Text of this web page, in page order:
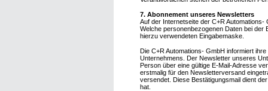
7. Abonnement unseres Newsletters
Auf der Internetseite der C+R
Welche personenbezogenen Daten bei der
hierzu verwendeten Eingabemaske.
Die C+R Automations- GmbH informiert
Unternehmens. Der Newsletter unseres
Person über eine gültige E-Mail-Adresse
erstmalig für den Newsletterversand
versendet. Diese Bestätigungsmail dient
hat.